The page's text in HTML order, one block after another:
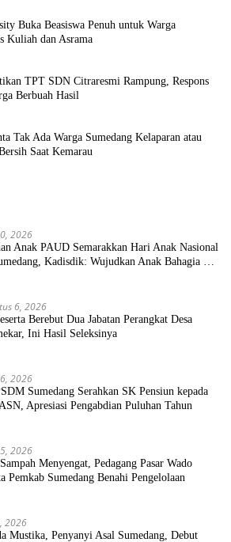
Buka Beasiswa Penuh untuk Warga
Kuliah dan Asrama
TPT SDN Citraresmi Rampung, Respons
Berbuah Hasil
Tak Ada Warga Sumedang Kelaparan atau
Saat Kemarau
2026
Anak PAUD Semarakkan Hari Anak Nasional
Kadisdik: Wujudkan Anak Bahagia dan
6, 2026
Berebut Dua Jabatan Perangkat Desa
Ini Hasil Seleksinya
2026
Sumedang Serahkan SK Pensiun kepada
Apresiasi Pengabdian Puluhan Tahun
2026
Menyengat, Pedagang Pasar Wado
Pemkab Sumedang Benahi Pengelolaan
2026
Mustika, Penyanyi Asal Sumedang, Debut